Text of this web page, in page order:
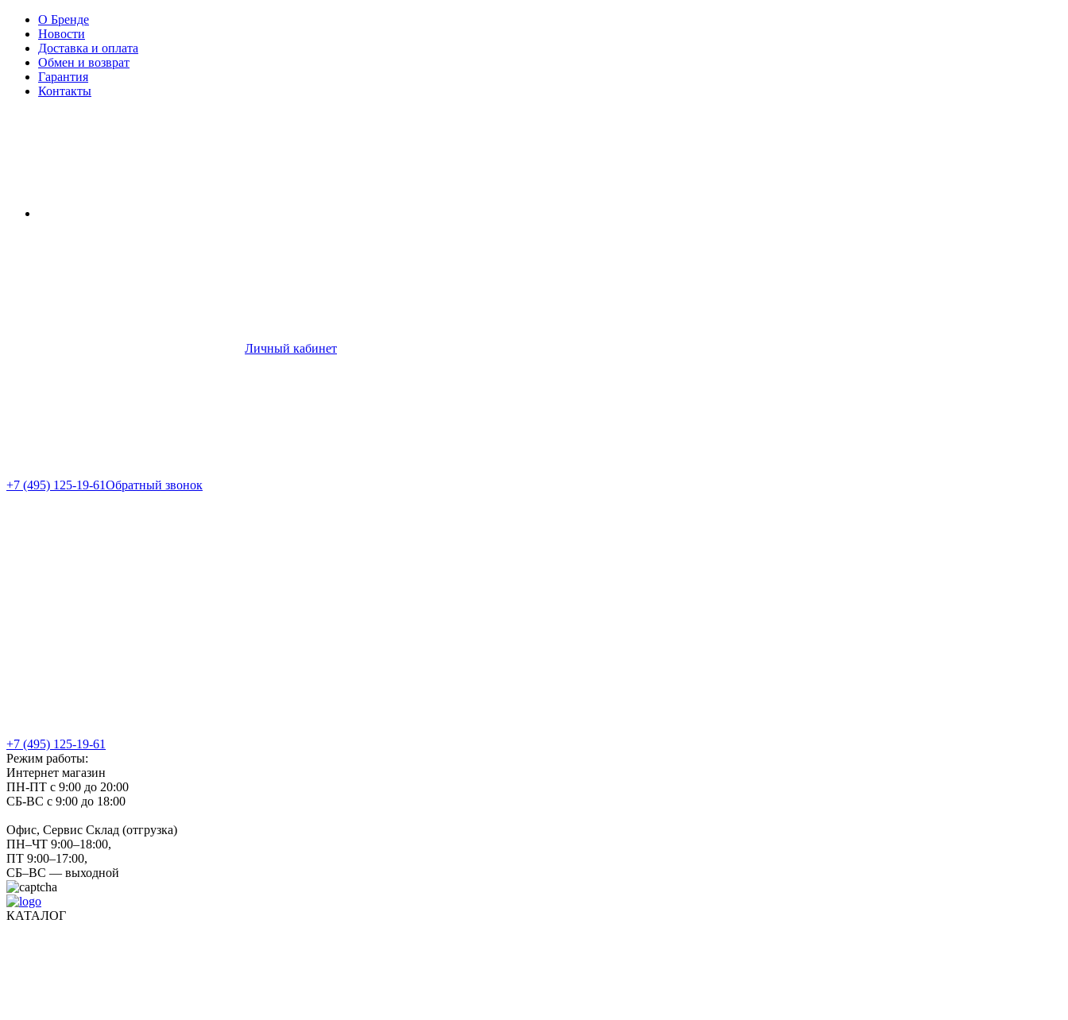
О Бренде
Новости
Доставка и оплата
Обмен и возврат
Гарантия
Контакты
Личный кабинет
+7 (495) 125-19-61Обратный звонок
+7 (495) 125-19-61
Режим работы:
Интернет магазин
ПН-ПТ с 9:00 до 20:00
СБ-ВС с 9:00 до 18:00
Офис, Сервис Склад (отгрузка)
ПН–ЧТ 9:00–18:00,
ПТ 9:00–17:00,
СБ–ВС — выходной
КАТАЛОГ